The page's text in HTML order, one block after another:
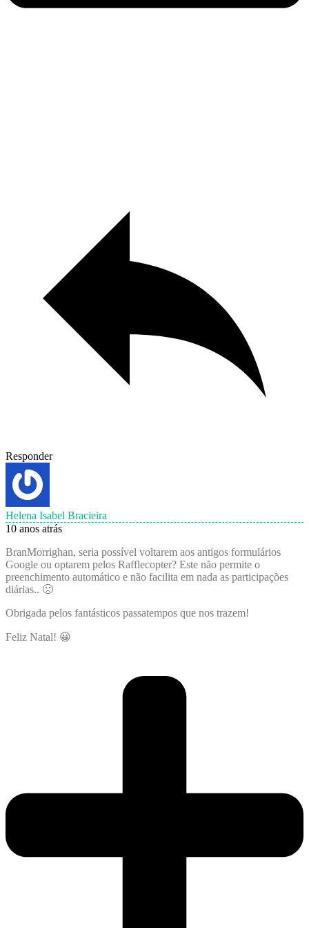
Responder
Helena Isabel Bracieira
10 anos atrás
BranMorrighan, seria possível voltarem aos antigos formulários
Google ou optarem pelos Rafflecopter? Este não permite o
preenchimento automático e não facilita em nada as participações
diárias.. 🙁
Obrigada pelos fantásticos passatempos que nos trazem!
Feliz Natal! 😀